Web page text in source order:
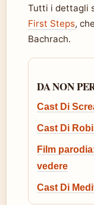
Tutti i dettagli
First Steps,
Bachrach.
DA NON
Cast Di
Cast Di
Film
vedere
Cast Di